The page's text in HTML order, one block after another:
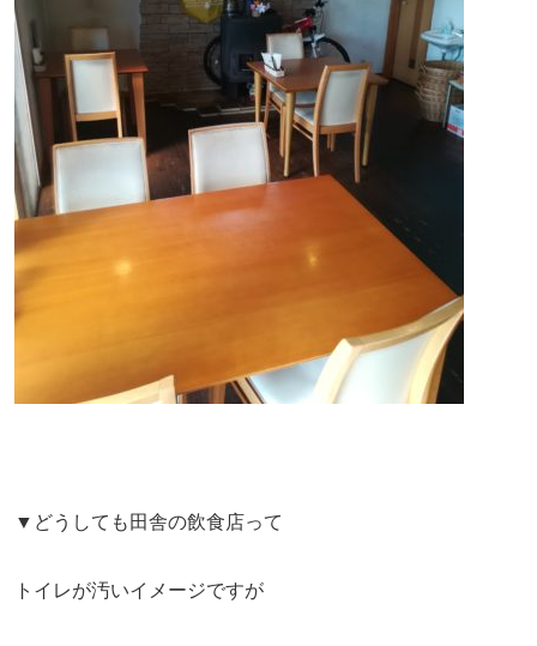
▼どうしても田舎の飲食店って
トイレが汚いイメージですが